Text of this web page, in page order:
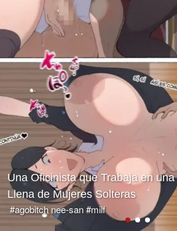
Una Oficinista que Trabaja en
Llena de Mujeres Solteras
#agobitch nee-san#milf